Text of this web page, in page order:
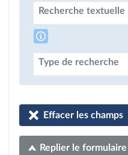
Recherche textuelle
Type de recherche
Effacer les champs
Replier le formulaire